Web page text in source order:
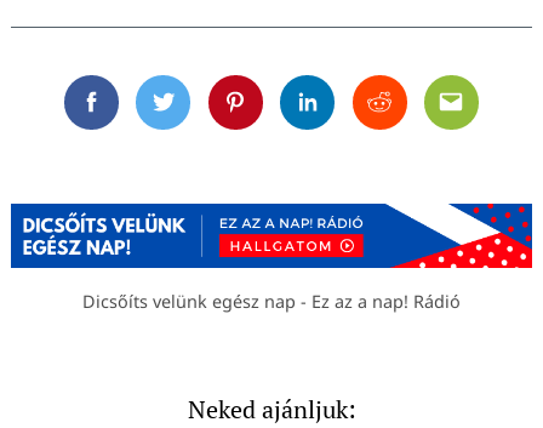
FacebookTwitterPinterestLinkedinRedditEmail
Dicsőíts velünk egész nap - Ez az a nap! Rádió
Neked ajánljuk: